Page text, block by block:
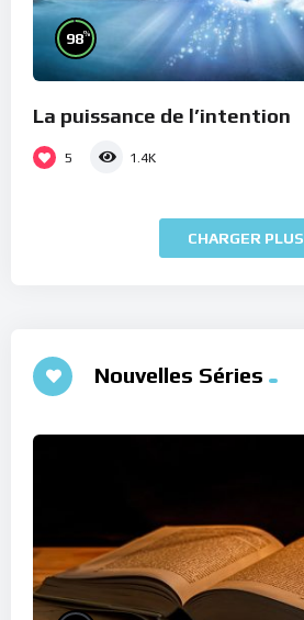
98%
La puissance de l’intention
5 1.4K
CHARGER PLUS
Nouvelles Séries